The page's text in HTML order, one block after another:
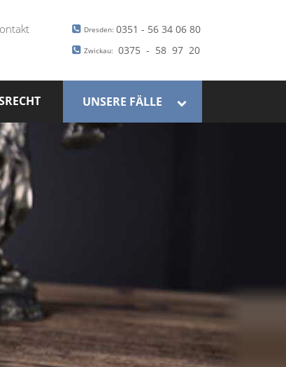
Dresden:0351 - 56 34 06 80
Zwickau: 0375 - 58 97 20
UNSERE FÄLLE